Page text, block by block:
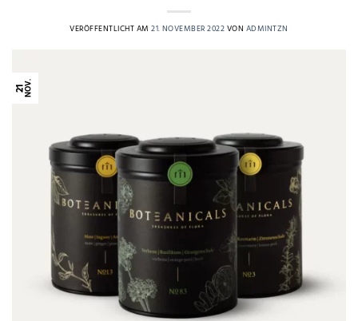
VERÖFFENTLICHT AM21. NOVEMBER 2022 VON ADMINTZN
21NOV.